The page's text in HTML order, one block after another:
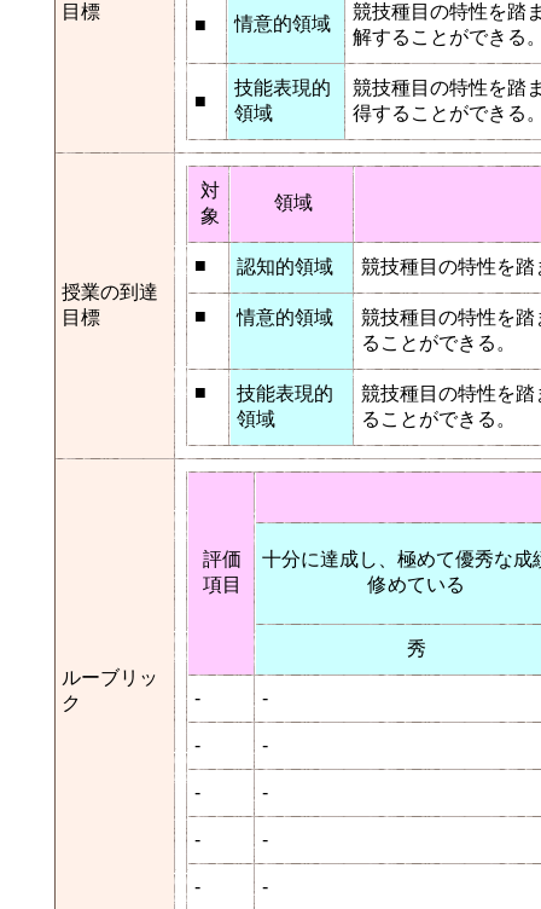
目標
■ 情意的領域
競技種目の特性を踏
解することができる
■
技能表現的
領域
競技種目の特性を踏
得することができる
授業の到達
目標
対
象
領域
■ 認知的領域 競技種目の特性を
■ 情意的領域
競技種目の特性を
ることができる。
■
技能表現的
領域
競技種目の特性を
ることができる。
ルーブリッ
ク
評価
項目
十分に達成し、極めて優秀な成
修めている
秀
- -
- -
- -
- -
- -